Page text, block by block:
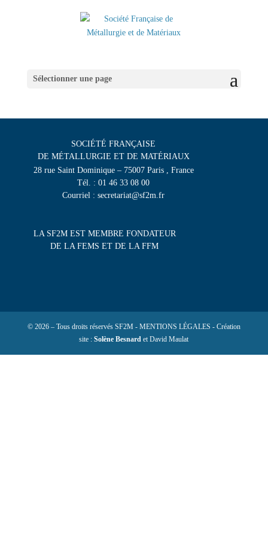
Sélectionner une page
SOCIÉTÉ FRANÇAISE
DE MÉTALLURGIE ET DE MATÉRIAUX
28 rue Saint Dominique – 75007 Paris , France
Tél. : 01 46 33 08 00
Courriel : secretariat@sf2m.fr
LA SF2M EST MEMBRE FONDATEUR
DE LA FEMS ET DE LA FFM
© 2026 – Tous droits réservés SF2M - MENTIONS LÉGALES - Création
site :Solène Besnard et David Maulat